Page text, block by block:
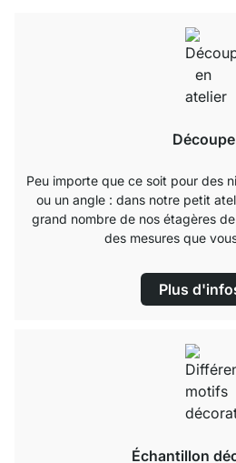
Découpe
Peu importe que ce soit pour des
ou un angle : dans notre petit
grand nombre de nos étagères
des mesures que
Plus
Échantillon